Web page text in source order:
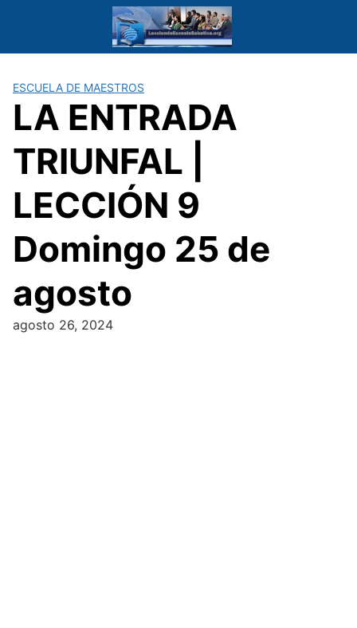
ESCUELA DE MAESTROS
LA ENTRADA
TRIUNFAL |
LECCIÓN 9
Domingo 25 de
agosto
agosto 26, 2024